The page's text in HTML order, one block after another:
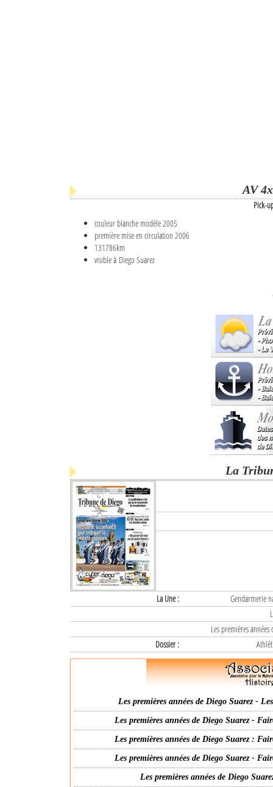
AV
Pick-
couleur blanche modèle 2005
première mise en circulation 2006
131786km
visible à Diego Suarez
La
La Une :
Gendarmerie
Les premières
Dossier :
Les premières années de Diego Suarez -
Les premières années de Diego Suarez -
Les premières années de Diego Suarez :
Les premières années de Diego Suarez -
Les premières années de Diego